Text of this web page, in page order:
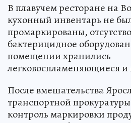
В плавучем ресторане на
кухонный инвентарь не
промаркированы,
бактерицидное
помещении хранились
легковоспламеняющиеся
После вмешательства
транспортной
контроль маркировки